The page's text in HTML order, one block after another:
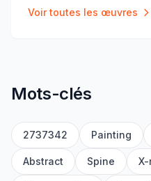
Voir toutes les œuvres
Mots-clés
2737342 Painting
Abstract Spine